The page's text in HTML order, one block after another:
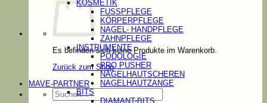
Es befinden sich keine Produkte im Warenkorb.
Zurück zum Shop
MAVE-PARTNER
Suchen
nach:
KOSMETIK
FUSSPFLEGE
KÖRPERPFLEGE
NAGEL- HANDPFLEGE
ZAHNPFLEGE
INSTRUMENTE
PODOLOGIE
PRO PUSHER
NAGELHAUTSCHEREN
NAGELHAUTZANGE
BITS
DIAMANT-BITS